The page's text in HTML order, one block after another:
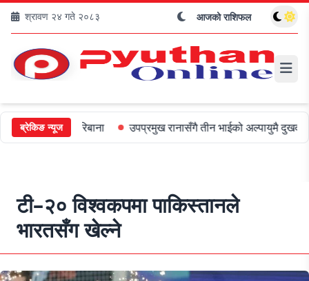
श्रावण २४ गते २०८३ आजको राशिफल
ब्रेकिङ न्यूज
जरिबाना उपप्रमुख रानासँगै तीन भाईको अल्पायुमै दुखद निधन
टी–२० विश्वकपमा पाकिस्तानले
भारतसँग खेल्ने